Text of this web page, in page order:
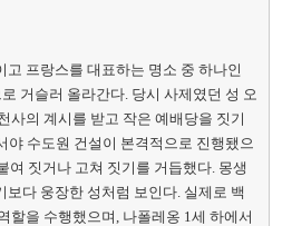
고 프랑스를 대표하는 명소 중 하나인
거슬러 올라간다. 당시 사제였던 성 오
사의 계시를 받고 작은 예배당을 짓기
야 수도원 건설이 본격적으로 진행됐으
여 짓거나 고쳐 짓기를 거듭했다. 몽생
다 웅장한 성처럼 보인다. 실제로 백
할을 수행했으며, 나폴레옹 1세 하에서